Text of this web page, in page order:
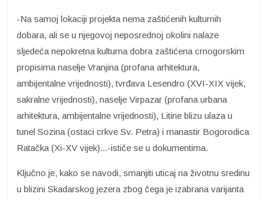
-Na samoj lokaciji projekta nema zaštićenih kulturnih
dobara, ali se u njegovoj neposrednoj okolini nalaze
sljedeća nepokretna kulturna dobra zaštićena crnogorskim
propisima naselje Vranjina (profana arhitektura,
ambijentalne vrijednosti), tvrđava Lesendro (XVI-XIX vijek,
sakralne vrijednosti), naselje Virpazar (profana urbana
arhitektura, ambijentalne vrijednosti), Litine blizu ulaza u
tunel Sozina (ostaci crkve Sv. Petra) i manastir Bogorodica
Ratačka (Xi-XV vijek)...-ističe se u dokumentima.
Ključno je, kako se navodi, smanjiti uticaj na životnu sredinu
u blizini Skadarskog jezera zbog čega je izabrana varijanta